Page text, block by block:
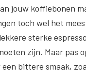
jouw koffiebonen
toch wel het
sterke
zijn. Maar pas
bittere smaak,